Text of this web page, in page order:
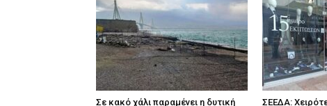
Σε κακό χάλι παραμένει η δυτική
ΣΕΕΔΑ: